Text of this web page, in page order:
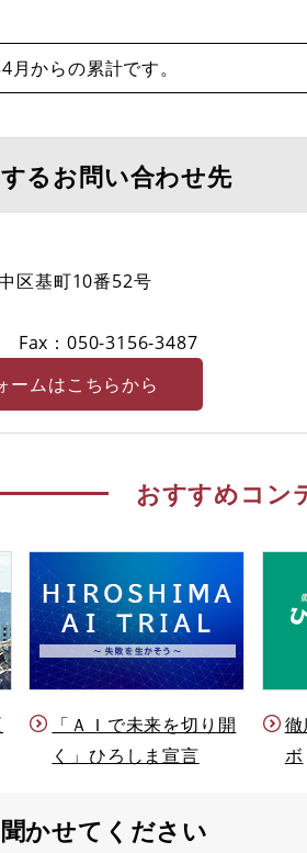
からの累計です。
るお問い合わせ先
区基町10番52号
Fax：050-3156-3487
ームはこちらから
おすすめコン
「ＡＩで未来を切り開
く」ひろしま宣言
ボ
かせてください